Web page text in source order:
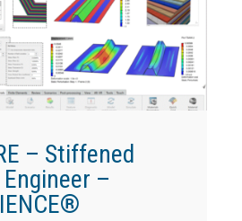
– Stiffened
–